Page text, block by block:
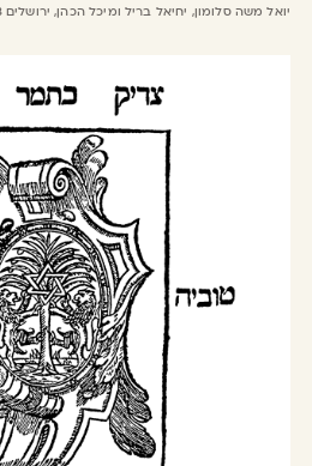
יואל משה סלומון, יחיאל בריל ומיכל הכהן, ירושלים 1863